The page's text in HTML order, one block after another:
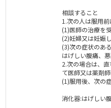
相談すること
1.次の人は服用
(1)医師の治療を
(2)妊婦又は妊娠
(3)次の症状のあ
はげしい腹痛、
2.次の場合は、
て医師又は薬剤
(1)服用後、次の
消化器:はげしい